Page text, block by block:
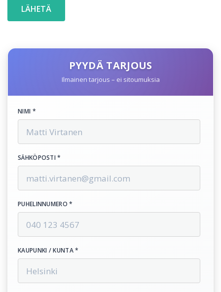
PYYDÄ TARJOUS
Ilmainen tarjous – ei sitoumuksia
NIMI *
SÄHKÖPOSTI *
PUHELINNUMERO *
KAUPUNKI / KUNTA *